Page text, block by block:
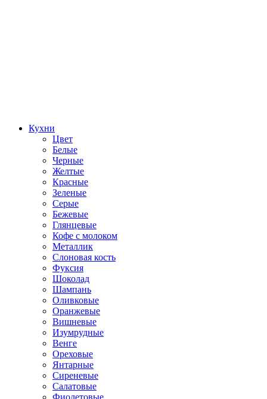
Кухни
Цвет
Белые
Черные
Желтые
Красные
Зеленые
Серые
Бежевые
Глянцевые
Кофе с молоком
Металлик
Слоновая кость
Фуксия
Шоколад
Шампань
Оливковые
Оранжевые
Вишневые
Изумрудные
Венге
Ореховые
Янтарные
Сиреневые
Салатовые
Фиолетовые